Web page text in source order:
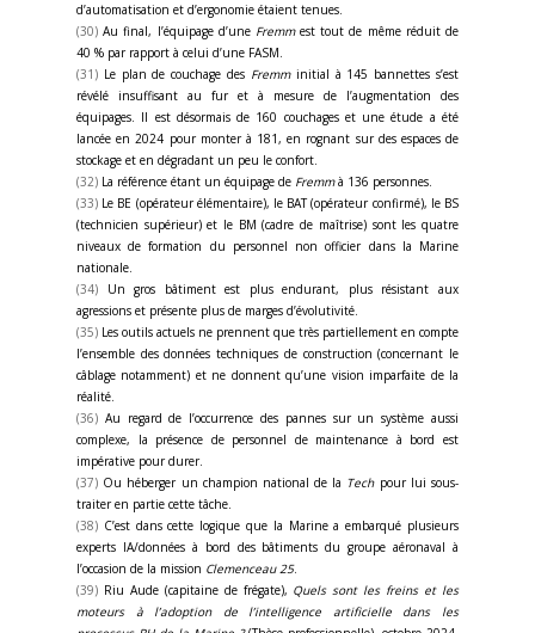
d’automatisation et d’ergonomie étaient tenues.
(30) Au final, l’équipage d’une Fremmest tout de même réduit de
40 % par rapport à celui d’une FASM.
(31) Le plan de couchage des Fremminitial à 145 bannettes s’est
révélé insuffisant au fur et à mesure de l’augmentation des
équipages. Il est désormais de 160 couchages et une étude a été
lancée en 2024 pour monter à 181, en rognant sur des espaces de
stockage et en dégradant un peu le confort.
(32) La référence étant un équipage de Fremmà 136 personnes.
(33) Le BE (opérateur élémentaire), le BAT (opérateur confirmé), le BS
(technicien supérieur) et le BM (cadre de maîtrise) sont les quatre
niveaux de formation du personnel non officier dans la Marine
nationale.
(34) Un gros bâtiment est plus endurant, plus résistant aux
agressions et présente plus de marges d’évolutivité.
(35) Les outils actuels ne prennent que très partiellement en compte
l’ensemble des données techniques de construction (concernant le
câblage notamment) et ne donnent qu’une vision imparfaite de la
réalité.
(36) Au regard de l’occurrence des pannes sur un système aussi
complexe, la présence de personnel de maintenance à bord est
impérative pour durer.
(37) Ou héberger un champion national de la Techpour lui sous-
traiter en partie cette tâche.
(38) C’est dans cette logique que la Marine a embarqué plusieurs
experts IA/données à bord des bâtiments du groupe aéronaval à
l’occasion de la mission Clemenceau 25.
(39) Riu Aude (capitaine de frégate), Quels sont les freins et les
moteurs à l’adoption de l’intelligence artificielle dans les